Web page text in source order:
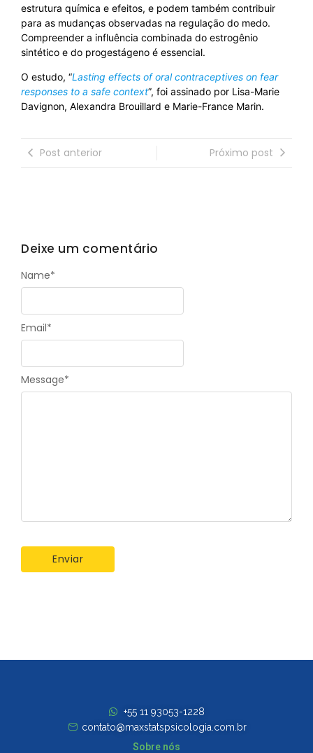
estrutura química e efeitos, e podem também contribuir
para as mudanças observadas na regulação do medo.
Compreender a influência combinada do estrogênio
sintético e do progestágeno é essencial.
O estudo, “Lasting effects of oral contraceptives on fear
responses to a safe context”, foi assinado por Lisa-Marie
Davignon, Alexandra Brouillard e Marie-France Marin.
Post anterior Próximo post
Deixe um comentário
Message*
Name*
Email*
+55 11 93053-1228
contato@maxstatspsicologia.com.br
Sobre nós